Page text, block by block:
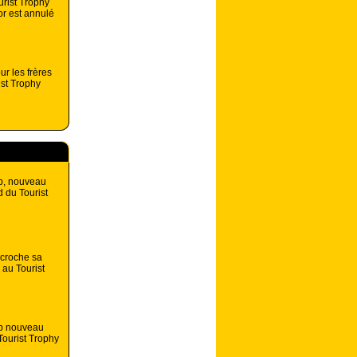
Trophy
est annulé
les frères
Trophy
nouveau
du Tourist
sa
Tourist
nouveau
Trophy